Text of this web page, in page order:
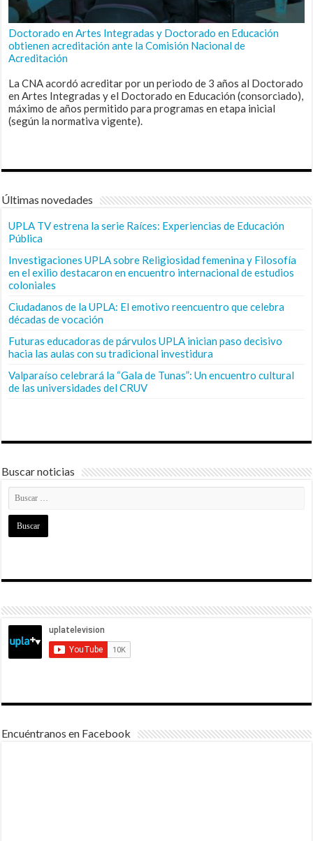
Doctorado en Artes Integradas y Doctorado en Educación
obtienen acreditación ante la Comisión Nacional de
Acreditación
La CNA acordó acreditar por un periodo de 3 años al Doctorado
en Artes Integradas y el Doctorado en Educación (consorciado),
máximo de años permitido para programas en etapa inicial
(según la normativa vigente).
Últimas novedades
UPLA TV estrena la serie Raíces: Experiencias de Educación
Pública
Investigaciones UPLA sobre Religiosidad femenina y Filosofía
en el exilio destacaron en encuentro internacional de estudios
coloniales
Ciudadanos de la UPLA: El emotivo reencuentro que celebra
décadas de vocación
Futuras educadoras de párvulos UPLA inician paso decisivo
hacia las aulas con su tradicional investidura
Valparaíso celebrará la “Gala de Tunas”: Un encuentro cultural
de las universidades del CRUV
Buscar noticias
Encuéntranos en Facebook